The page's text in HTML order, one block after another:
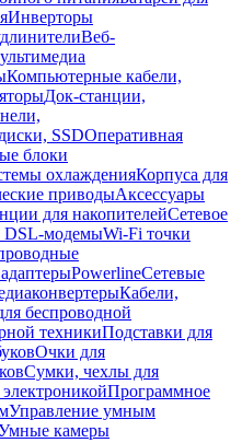
Инверторы
Веб-
Компьютерные кабели,
Док-станции,
SSDОперативная
блоки
охлажденияКорпуса для
приводыАксессуары
для накопителейСетевое
DSL-модемыWi-Fi точки
PowerlineСетевые
Кабели,
беспроводной
техникиПодставки для
Очки для
Сумки, чехлы для
Программное
Управление умным
камеры